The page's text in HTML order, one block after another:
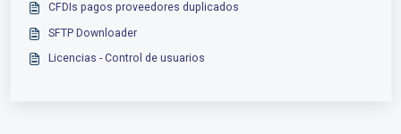
CFDIs pagos proveedores duplicados
SFTP Downloader
Licencias - Control de usuarios